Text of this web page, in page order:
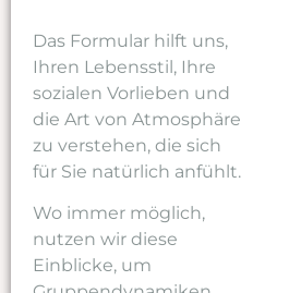
Das Formular hilft uns,
Ihren Lebensstil, Ihre
sozialen Vorlieben und
die Art von Atmosphäre
zu verstehen, die sich
für Sie natürlich anfühlt.
Wo immer möglich,
nutzen wir diese
Einblicke, um